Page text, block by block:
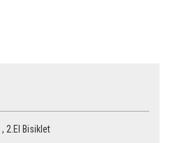
, 2.El Bisiklet